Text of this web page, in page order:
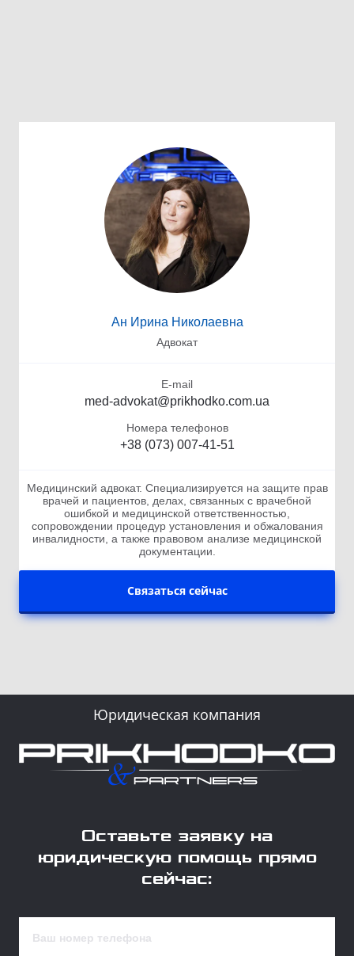
Ан Ирина Николаевна
Адвокат
E-mail
med-advokat@prikhodko.com.ua
Номера телефонов
+38 (073) 007-41-51
Медицинский адвокат. Специализируется на защите прав
врачей и пациентов, делах, связанных с врачебной
ошибкой и медицинской ответственностью,
сопровождении процедур установления и обжалования
инвалидности, а также правовом анализе медицинской
документации.
Связаться сейчас
Юридическая компания
Оставьте заявку на
юридическую помощь прямо
сейчас: